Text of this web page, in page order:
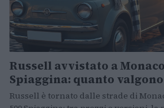
Russell avvistato a
Spiaggina: quanto
Russell è tornato dalle strade di